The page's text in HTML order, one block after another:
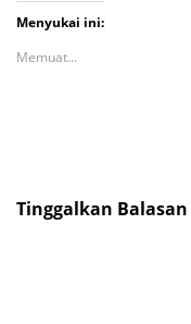
Menyukai ini:
Memuat...
Tinggalkan Balasan